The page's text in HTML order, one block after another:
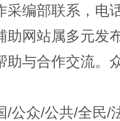
采编部联系，电
助网站属多元发
助与合作交流。
/公众/公共/全民/